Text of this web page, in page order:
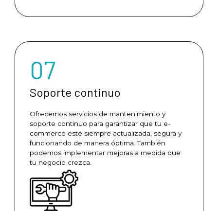
07
Soporte continuo
Ofrecemos servicios de mantenimiento y
soporte continuo para garantizar que tu e-
commerce esté siempre actualizada, segura y
funcionando de manera óptima. También
podemos implementar mejoras a medida que
tu negocio crezca.